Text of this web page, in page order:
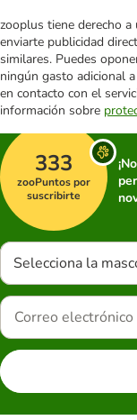
zooplus tiene derecho
enviarte publicidad
similares. Puedes
ningún gasto adicional
en contacto con el
información sobre
333
zooPuntos por
suscribirte
Selecciona la